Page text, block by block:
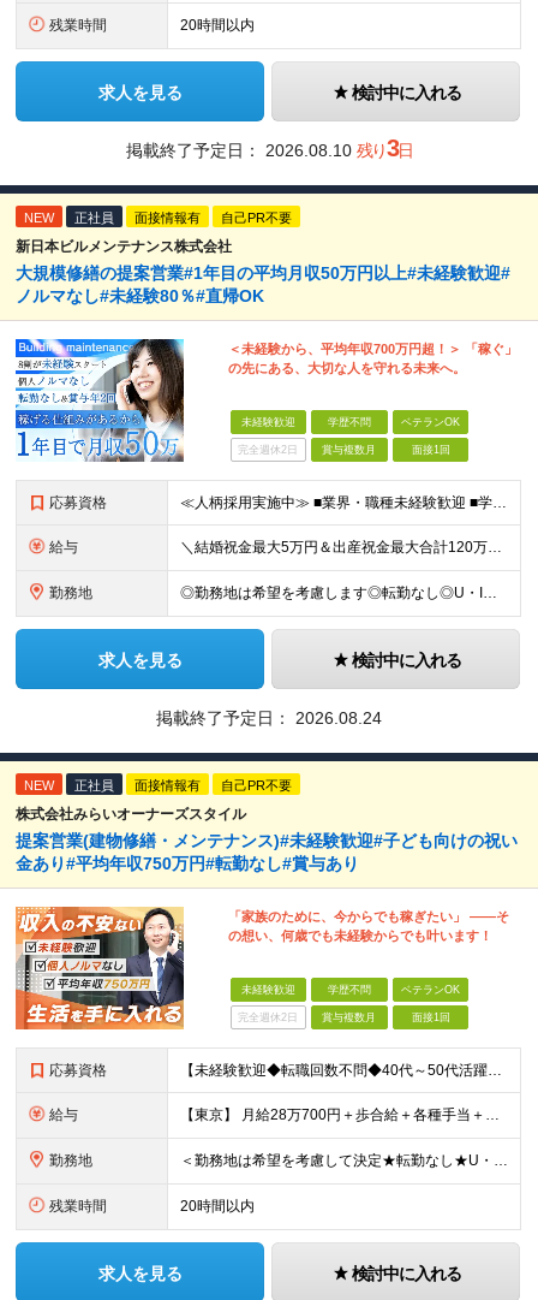
残業時間 20時間以内
求人を見る 検討中に入れる
掲載終了予定日： 2026.08.10 残り3日
NEW 正社員 面接情報有 自己PR不要
新日本ビルメンテナンス株式会社
大規模修繕の提案営業#1年目の平均月収50万円以上#未経験歓迎#
ノルマなし#未経験80％#直帰OK
＜未経験から、平均年収700万円超！＞ 「稼ぐ」
の先にある、大切な人を守れる未来へ。
未経験歓迎 学歴不問 ベテランOK
完全週休2日 賞与複数月 面接1回
応募資格 ≪人柄採用実施中≫ ■業界・職種未経験歓迎 ■学歴不問 ■職歴や転職回数は一切不問 ■ブランクある方も相談可 ★育成前提の募集！ 今回の募集は事業拡大に伴う増員採用！ 欠員補充ではないため、 将来の
給与 ＼結婚祝金最大5万円＆出産祝金最大合計120万円！独自の手当をご用意／ 【東京】 月給28万700円～80万円＋歩合＋各種手当＋賞与年2回 【大阪】 月給26万8200円～80万円＋歩合＋各種手当＋
勤務地 ◎勤務地は希望を考慮します◎転勤なし◎U・Iターン歓迎 【本社】 大阪府大阪市西区京町堀1-18-15 藤原ビル2F ■以下、全国の各支店 ◎東北・関東エリア：仙台・千葉・東京第一（上野）・東京第
求人を見る 検討中に入れる
掲載終了予定日： 2026.08.24
NEW 正社員 面接情報有 自己PR不要
株式会社みらいオーナーズスタイル
提案営業(建物修繕・メンテナンス)#未経験歓迎#子ども向けの祝い
金あり#平均年収750万円#転勤なし#賞与あり
「家族のために、今からでも稼ぎたい」 ――そ
の想い、何歳でも未経験からでも叶います！
未経験歓迎 学歴不問 ベテランOK
完全週休2日 賞与複数月 面接1回
応募資格 【未経験歓迎◆転職回数不問◆40代～50代活躍】 ＜＜志望動機は『稼ぎたい』だけでもOKです＞＞ 今回の募集は、今後の事業拡大に向けた 土台を築いていくための"増員"募集です。 ★未経験歓迎！業
給与 【東京】 月給28万700円＋歩合給＋各種手当＋賞与年2回 ※固定残業代57,900円（36時間分）を含む 【大阪】 月給26万8200円＋歩合給＋各種手当＋賞与年2回 ※固定残業代55,400円（
勤務地 ＜勤務地は希望を考慮して決定★転勤なし★U・Iターン歓迎＞ ※希望を考慮し、全国各エリアのいずれかの支店へ配属 【関東】 宇都宮支店／大宮支店／千葉支店 新宿支店／横浜支店／大和支店 【東海】 名
残業時間 20時間以内
求人を見る 検討中に入れる